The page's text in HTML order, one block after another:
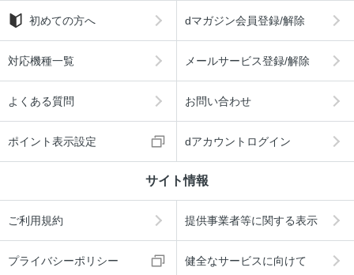
初めての方へ dマガジン会員登録/解除
対応機種一覧 メールサービス登録/解除
よくある質問 お問い合わせ
ポイント表示設定 dアカウントログイン
サイト情報
ご利用規約 提供事業者等に関する表示
プライバシーポリシー 健全なサービスに向けて